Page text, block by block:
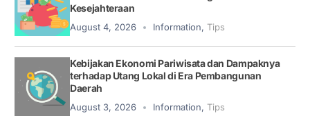
Kesejahteraan
August 4, 2026 Information, Tips
Kebijakan Ekonomi Pariwisata dan Dampaknya
terhadap Utang Lokal di Era Pembangunan
Daerah
August 3, 2026 Information, Tips